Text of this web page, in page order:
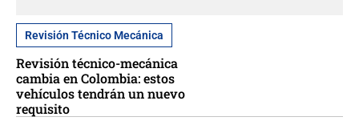
Revisión Técnico Mecánica
Revisión técnico-mecánica
cambia en Colombia: estos
vehículos tendrán un nuevo
requisito